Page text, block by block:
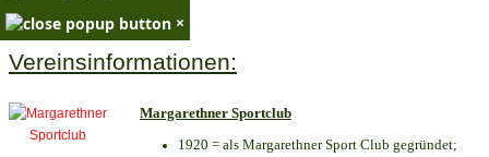
×
Vereinsinformationen:
Margarethner Sportclub
1920 = als Margarethner Sport Club gegründet;